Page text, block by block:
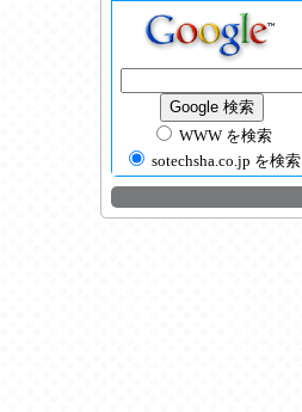
WWW を検索
sotechsha.co.jp を検索